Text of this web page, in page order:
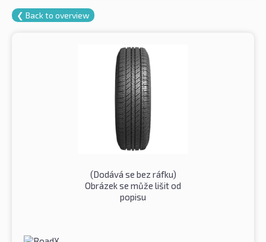
❮ Back to overview
(Dodává se bez ráfku)
Obrázek se může lišit od
popisu